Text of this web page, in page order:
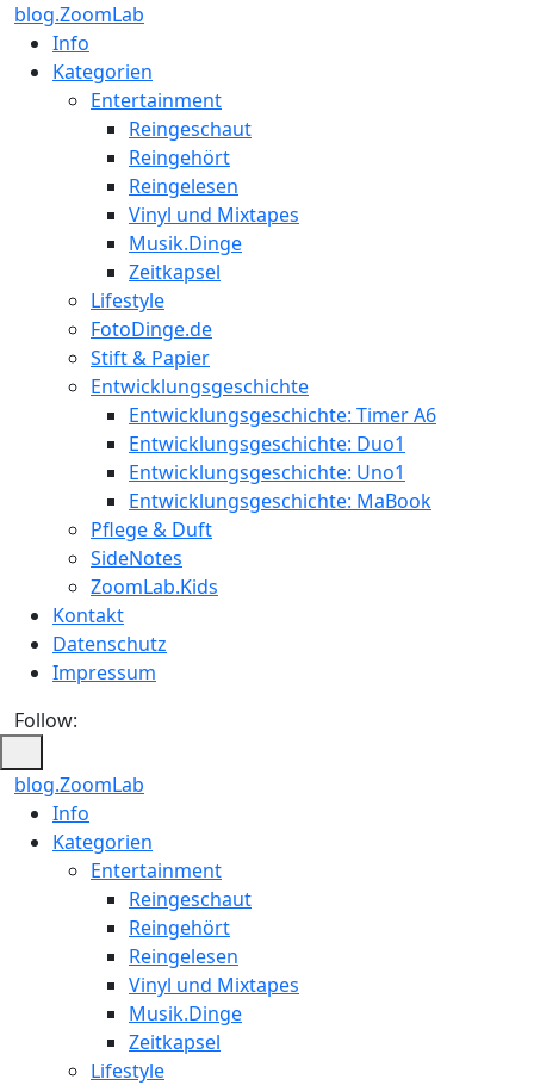
blog.ZoomLab
Info
Kategorien
Entertainment
Reingeschaut
Reingehört
Reingelesen
Vinyl und Mixtapes
Musik.Dinge
Zeitkapsel
Lifestyle
FotoDinge.de
Stift & Papier
Entwicklungsgeschichte
Entwicklungsgeschichte: Timer A6
Entwicklungsgeschichte: Duo1
Entwicklungsgeschichte: Uno1
Entwicklungsgeschichte: MaBook
Pflege & Duft
SideNotes
ZoomLab.Kids
Kontakt
Datenschutz
Impressum
Follow:
blog.ZoomLab
Info
Kategorien
Entertainment
Reingeschaut
Reingehört
Reingelesen
Vinyl und Mixtapes
Musik.Dinge
Zeitkapsel
Lifestyle